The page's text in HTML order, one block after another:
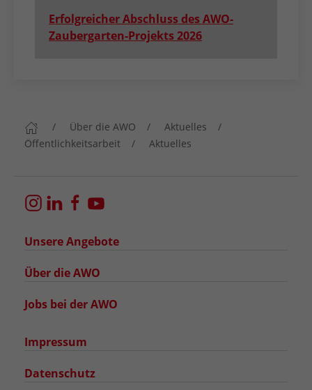
Erfolgreicher Abschluss des AWO-
Zaubergarten-Projekts 2026
Über die AWO
Aktuelles
Öffentlichkeitsarbeit
Aktuelles
Unsere Angebote
Über die AWO
Jobs bei der AWO
Impressum
Datenschutz